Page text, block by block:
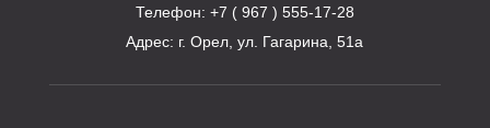
Телефон: +7 ( 967 ) 555-17-28
Адрес: г. Орел, ул. Гагарина, 51а